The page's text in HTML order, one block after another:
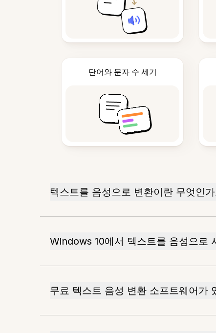
단어와 문자 수 세기
텍스트를 음성으로 변환이란 무엇인
Windows 10에서 텍스트를 음성으로
무료 텍스트 음성 변환 소프트웨어가